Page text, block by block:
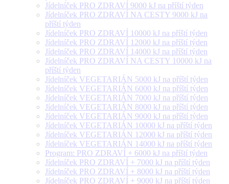
Jídelníček PRO ZDRAVÍ 9000 kJ na příští týden
Jídelníček PRO ZDRAVÍ NA CESTY 9000 kJ na
příští týden
Jídelníček PRO ZDRAVÍ 10000 kJ na příští týden
Jídelníček PRO ZDRAVÍ 12000 kJ na příští týden
Jídelníček PRO ZDRAVÍ 14000 kJ na příští týden
Jídelníček PRO ZDRAVÍ NA CESTY 10000 kJ na
příští týden
Jídelníček VEGETARIÁN 5000 kJ na příští týden
Jídelníček VEGETARIÁN 6000 kJ na příští týden
Jídelníček VEGETARIÁN 7000 kJ na příští týden
Jídelníček VEGETARIÁN 8000 kJ na příští týden
Jídelníček VEGETARIÁN 9000 kJ na příští týden
Jídelníček VEGETARIÁN 10000 kJ na příští týden
Jídelníček VEGETARIÁN 12000 kJ na příští týden
Jídelníček VEGETARIÁN 14000 kJ na příští týden
Program: PRO ZDRAVÍ + 6000 kJ na příští týden
Jídelníček PRO ZDRAVÍ + 7000 kJ na příští týden
Jídelníček PRO ZDRAVÍ + 8000 kJ na příští týden
Jídelníček PRO ZDRAVÍ + 9000 kJ na příští týden